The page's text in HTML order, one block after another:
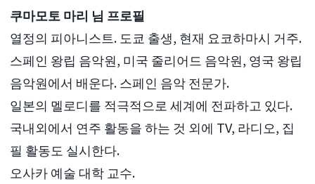
쿠마모토 마리 님 프로필
열정의 피아니스트. 도쿄 출생, 현재 요코하마시 거주.
스페인 왕립 음악원, 미국 줄리어드 음악원, 영국 왕립
음악원에서 배운다. 스페인 음악 전문가.
일본의 멜로디를 적극적으로 세계에 전파하고 있다.
국내외에서 연주 활동을 하는 것 외에 TV, 라디오, 집
필 활동도 실시한다.
오사카 예술 대학 교수.